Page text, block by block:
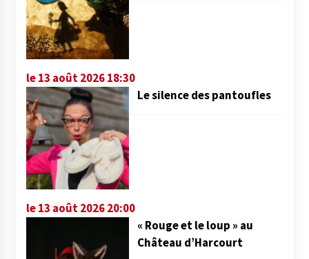
le 13 août 2026 18:30
Le silence des pantoufles
le 13 août 2026 20:00
« Rouge et le loup » au
Château d’Harcourt